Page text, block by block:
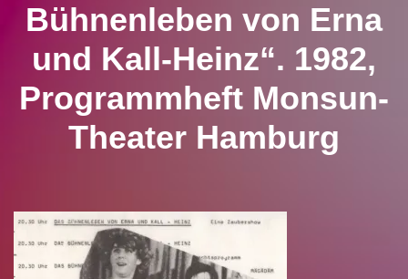
Bühnenleben von Erna
und Kall-Heinz“. 1982,
Programmheft Monsun-
Theater Hamburg